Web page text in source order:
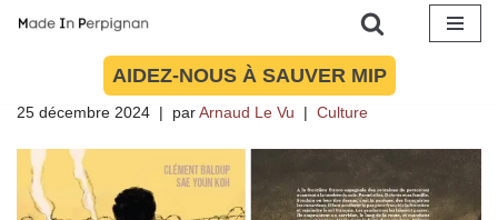
contenu
AIDEZ-NOUS À SAUVER MIP
mémoire du camp de Rivesaltes en
bande dessinée
25 décembre 2024 parArnaud Le Vu Culture